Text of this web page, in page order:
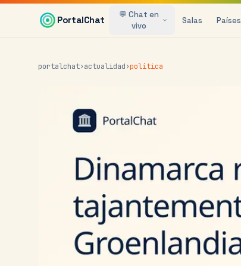
Saltar al contenido principal
PortalChat
💬 Chat en
vivo
Salas Países
portalchat›actualidad›política